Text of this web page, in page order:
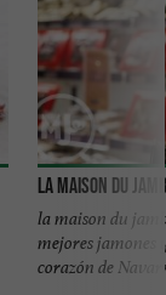
La Maison du
la maison du
mejores jamones
corazón de